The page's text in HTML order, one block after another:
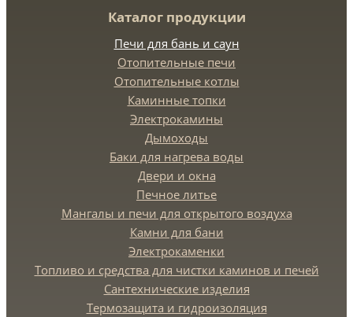
Каталог продукции
Печи для бань и саун
Отопительные печи
Отопительные котлы
Каминные топки
Электрокамины
Дымоходы
Баки для нагрева воды
Двери и окна
Печное литье
Мангалы и печи для открытого воздуха
Камни для бани
Электрокаменки
Топливо и средства для чистки каминов и печей
Сантехнические изделия
Термозащита и гидроизоляция